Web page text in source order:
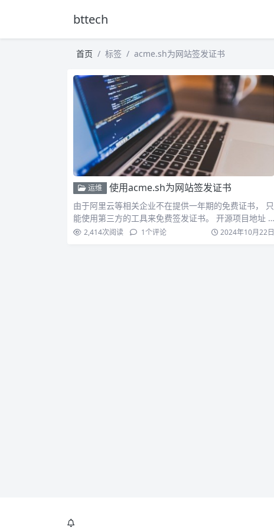
bttech
首页 标签 acme.sh为网站签发证书
运维 使用acme.sh为网站签发证书
由于阿里云等相关企业不在提供一年期的免费证书， 只
能使用第三方的工具来免费签发证书。 开源项目地址 a
cme….
2,414次阅读 1个评论 2024年10月22日